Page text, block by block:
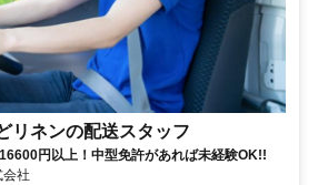
リネンの配送スタッフ
円以上！中型免許があれば未経験OK!!
社